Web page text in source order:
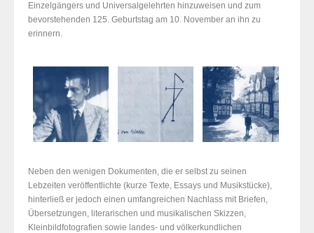
Einzelgängers und Universalgelehrten hinzuweisen und zum
bevorstehenden 125. Geburtstag am 10. November an ihn zu
erinnern.
Neben den wenigen Dokumenten, die er selbst zu seinen
Lebzeiten veröffentlichte (kurze Texte, Essays und Musikstücke),
hinterließ er jedoch einen umfangreichen Nachlass mit Briefen,
Übersetzungen, literarischen und musikalischen Skizzen,
Kleinbildfotografien sowie landes- und völkerkundlichen